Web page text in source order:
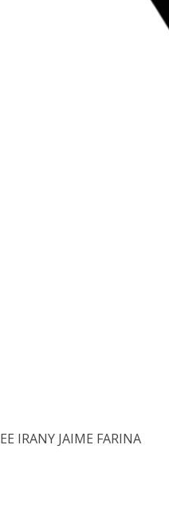
EE IRANY JAIME FARINA